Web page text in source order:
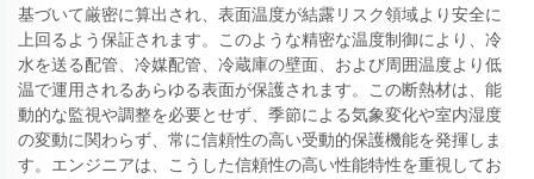
基づいて厳密に算出され、表面温度が結露リスク領域より安全に
上回るよう保証されます。このような精密な温度制御により、冷
水を送る配管、冷媒配管、冷蔵庫の壁面、および周囲温度より低
温で運用されるあらゆる表面が保護されます。この断熱材は、能
動的な監視や調整を必要とせず、季節による気象変化や室内湿度
の変動に関わらず、常に信頼性の高い受動的保護機能を発揮しま
す。エンジニアは、こうした信頼性の高い性能特性を重視してお